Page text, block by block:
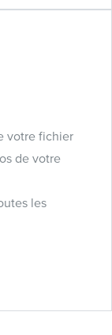
votre fichier
de votre
les